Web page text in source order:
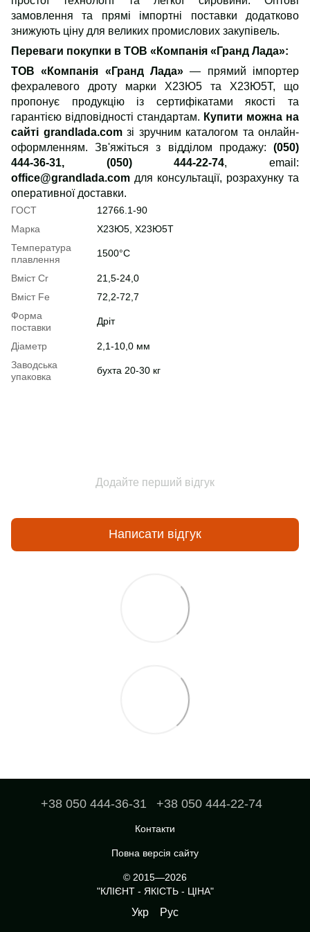
замовлення та прямі імпортні поставки додатково
знижують ціну для великих промислових закупівель.
Переваги покупки в ТОВ «Компанія «Гранд Лада»:
ТОВ «Компанія «Гранд Лада»— прямий імпортер
фехралевого дроту марки Х23Ю5 та Х23Ю5Т, що
пропонує продукцію із сертифікатами якості та
гарантією відповідності стандартам. Купити можна на
сайті grandlada.com зі зручним каталогом та онлайн-
оформленням. Зв'яжіться з відділом продажу: (050)
444-36-31, (050) 444-22-74, email:
office@grandlada.com для консультації, розрахунку та
оперативної доставки.
ГОСТ
12766.1-90
Марка
Х23Ю5, Х23Ю5Т
Температура
плавлення
1500°С
Вміст Cr
21,5-24,0
Вміст Fe
72,2-72,7
Форма
поставки
Дріт
Діаметр
2,1-10,0 мм
Заводська
упаковка
бухта 20-30 кг
Додайте перший відгук
Написати відгук
+38 050 444-36-31 +38 050 444-22-74
Контакти
Повна версія сайту
© 2015—2026
"КЛІЄНТ - ЯКІСТЬ - ЦІНА"
Укр Рус